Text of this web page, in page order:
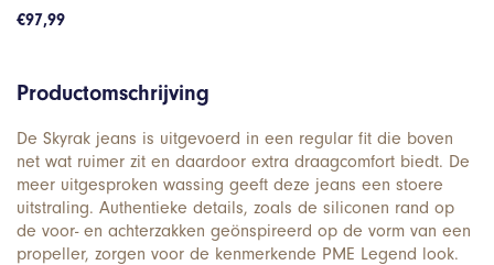
€97,99
Productomschrijving
De Skyrak jeans is uitgevoerd in een regular fit die boven
net wat ruimer zit en daardoor extra draagcomfort biedt. De
meer uitgesproken wassing geeft deze jeans een stoere
uitstraling. Authentieke details, zoals de siliconen rand op
de voor- en achterzakken geönspireerd op de vorm van een
propeller, zorgen voor de kenmerkende PME Legend look.